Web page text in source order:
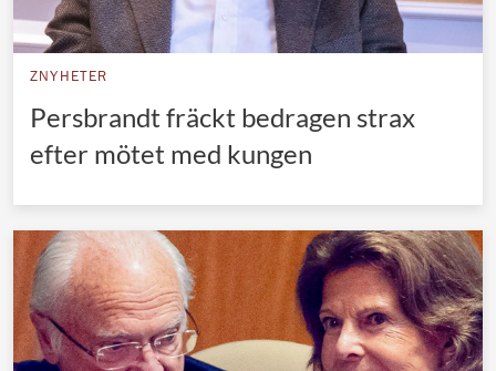
Thailändska kungahuset
Marockanska kungahuset
ZNYHETER
Persbrandt fräckt bedragen strax
efter mötet med kungen